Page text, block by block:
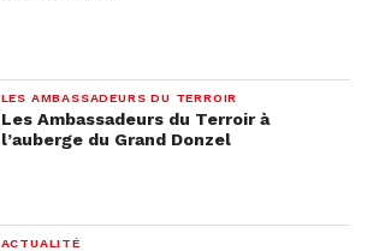
LES AMBASSADEURS DU TERROIR
Les Ambassadeurs du Terroir à
l’auberge du Grand Donzel
ACTUALITÉ